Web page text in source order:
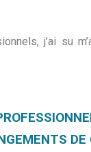
j’ai su
DE